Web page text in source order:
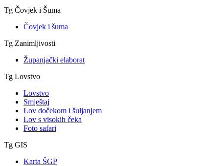
Tg Čovjek i Šuma
Čovjek i šuma
Tg Zanimljivosti
Županjački elaborat
Tg Lovstvo
Lovstvo
Smještaj
Lov dočekom i šuljanjem
Lov s visokih čeka
Foto safari
Tg GIS
Karta ŠGP